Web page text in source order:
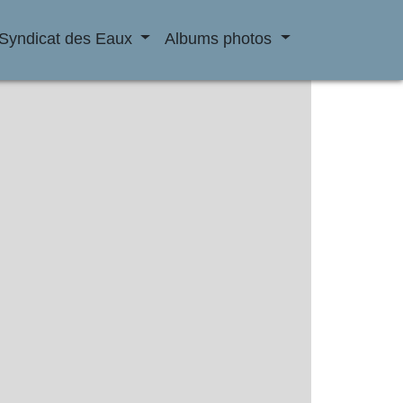
Syndicat des Eaux Albums photos